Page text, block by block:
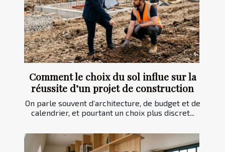
Comment le choix du sol influe sur la
réussite d’un projet de construction
On parle souvent d’architecture, de budget et de
calendrier, et pourtant un choix plus discret...